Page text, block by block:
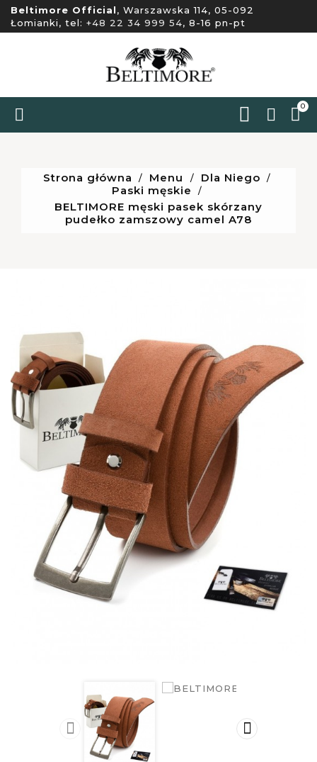
Beltimore Official, Warszawska 114, 05-092
Łomianki, tel: +48 22 34 999 54, 8-16 pn-pt

 0
Strona główna Menu
Dla Niego
Paski męskie
BELTIMORE męski pasek skórzany
pudełko zamszowy camel A78
 